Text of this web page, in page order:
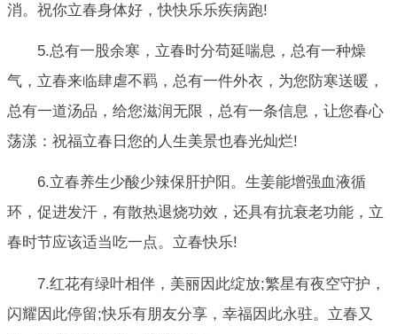
消。祝你立春身体好，快快乐乐疾病跑!
5.总有一股余寒，立春时分苟延喘息，总有一种燥
气，立春来临肆虐不羁，总有一件外衣，为您防寒送暖，
总有一道汤品，给您滋润无限，总有一条信息，让您春心
荡漾：祝福立春日您的人生美景也春光灿烂!
6.立春养生少酸少辣保肝护阳。生姜能增强血液循
环，促进发汗，有散热退烧功效，还具有抗衰老功能，立
春时节应该适当吃一点。立春快乐!
7.红花有绿叶相伴，美丽因此绽放;繁星有夜空守护，
闪耀因此停留;快乐有朋友分享，幸福因此永驻。立春又